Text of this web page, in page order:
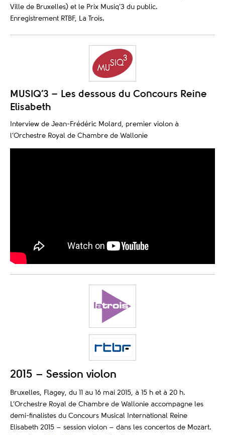
Ville de Bruxelles) et le Prix Musiq’3 du public.
Enregistrement RTBF, La Trois.
MUSIQ’3 – Les dessous du Concours Reine
Elisabeth
Interview de Jean-Frédéric Molard, premier violon à
l’Orchestre Royal de Chambre de Wallonie
2015 – Session violon
Bruxelles, Flagey, du 11 au 16 mai 2015, à 15 h et à 20 h.
L’Orchestre Royal de Chambre de Wallonie accompagne les
demi-finalistes du Concours Musical International Reine
Elisabeth 2015 – session violon – dans les concertos de Mozart.